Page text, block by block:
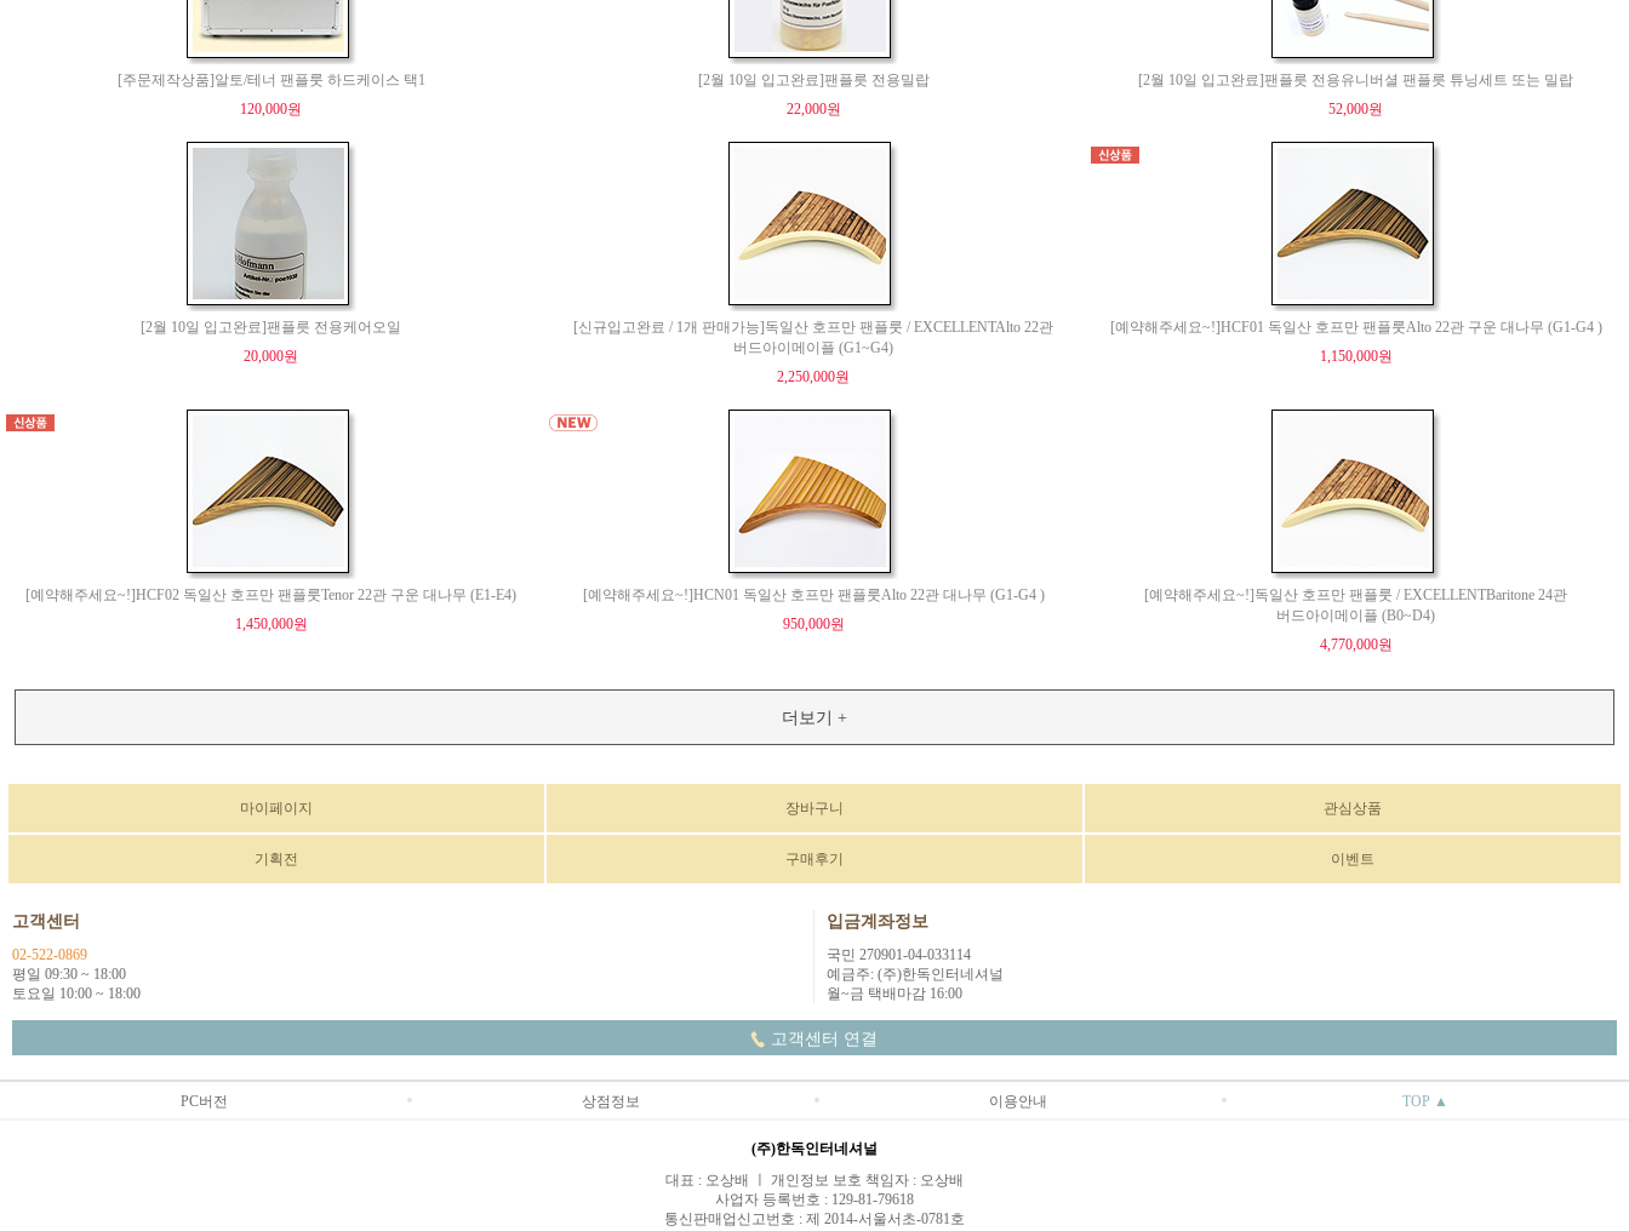
[주문제작상품]알토/테너 팬플룻 하드케이스 택1
120,000원
[2월 10일 입고완료]팬플릇 전용밀랍
22,000원
[2월 10일 입고완료]팬플릇 전용유니버셜 팬플릇 튜닝세트 또는 밀랍
52,000원
[2월 10일 입고완료]팬플릇 전용케어오일
20,000원
[신규입고완료 / 1개 판매가능]독일산 호프만 팬플룻 / EXCELLENTAlto 22관
버드아이메이플 (G1~G4)
2,250,000원
[예약해주세요~!]HCF01 독일산 호프만 팬플룻Alto 22관 구운 대나무 (G1-G4 )
1,150,000원
[예약해주세요~!]HCF02 독일산 호프만 팬플룻Tenor 22관 구운 대나무 (E1-E4)
1,450,000원
[예약해주세요~!]HCN01 독일산 호프만 팬플룻Alto 22관 대나무 (G1-G4 )
950,000원
[예약해주세요~!]독일산 호프만 팬플룻 / EXCELLENTBaritone 24관
버드아이메이플 (B0~D4)
4,770,000원
더보기 +
마이페이지 장바구니 관심상품
기획전 구매후기 이벤트
고객센터
02-522-0869
평일 09:30 ~ 18:00
토요일 10:00 ~ 18:00
입금계좌정보
국민 270901-04-033114
예금주: (주)한독인터네셔널
월~금 택배마감 16:00
고객센터 연결
PC버전 상점정보 이용안내 TOP ▲
(주)한독인터네셔널
대표 : 오상배 ㅣ 개인정보 보호 책임자 : 오상배
사업자 등록번호 : 129-81-79618
통신판매업신고번호 : 제 2014-서울서초-0781호